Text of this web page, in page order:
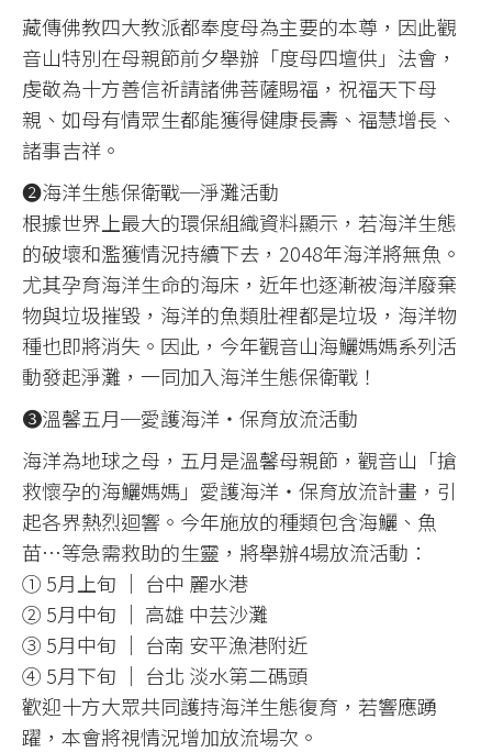
藏傳佛教四大教派都奉度母為主要的本尊，因此觀
音山特別在母親節前夕舉辦「度母四壇供」法會，
虔敬為十方善信祈請諸佛菩薩賜福，祝福天下母
親、如母有情眾生都能獲得健康長壽、福慧增長、
諸事吉祥。
❷海洋生態保衛戰─淨灘活動
根據世界上最大的環保組織資料顯示，若海洋生態
的破壞和濫獲情況持續下去，2048年海洋將無魚。
尤其孕育海洋生命的海床，近年也逐漸被海洋廢棄
物與垃圾摧毀，海洋的魚類肚裡都是垃圾，海洋物
種也即將消失。因此，今年觀音山海鱺媽媽系列活
動發起淨灘，一同加入海洋生態保衛戰！
❸溫馨五月─愛護海洋‧保育放流活動
海洋為地球之母，五月是溫馨母親節，觀音山「搶
救懷孕的海鱺媽媽」愛護海洋‧保育放流計畫，引
起各界熱烈迴響。今年施放的種類包含海鱺、魚
苗…等急需救助的生靈，將舉辦4場放流活動：
① 5月上旬 │ 台中 麗水港
② 5月中旬 │ 高雄 中芸沙灘
③ 5月中旬 │ 台南 安平漁港附近
④ 5月下旬 │ 台北 淡水第二碼頭
歡迎十方大眾共同護持海洋生態復育，若響應踴
躍，本會將視情況增加放流場次。